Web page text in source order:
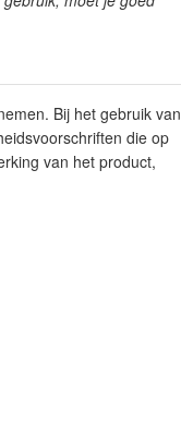
Bij het gebruik van
die op
van het product,